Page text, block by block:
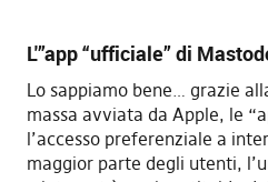
L'”app “ufficiale” di
Lo sappiamo bene… grazie
massa avviata da Apple, le
l’accesso preferenziale a
maggior parte degli utenti,